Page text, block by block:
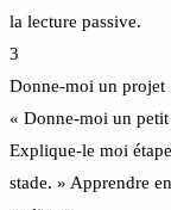
la lecture passive.
3
Donne-moi un projet
« Donne-moi un
Explique-le moi
stade. » Apprendre